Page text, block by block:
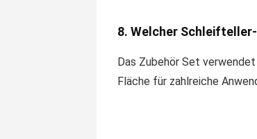
8. Welcher
Das Zubehör Set
Fläche für zahlreiche